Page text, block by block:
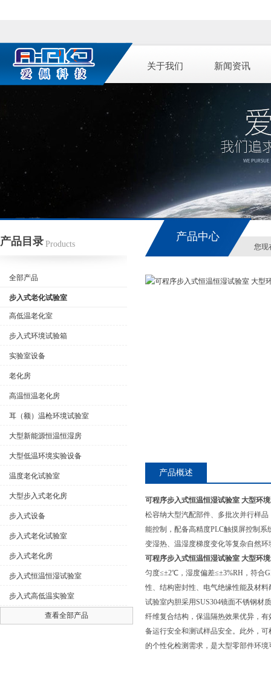
关于我们 新闻资讯
产品目录 Products
全部产品
步入式老化试验室
高低温老化室
步入式环境试验箱
实验室设备
老化房
高温恒温老化房
耳（额）温枪环境试验室
大型新能源恒温恒湿房
大型低温环境实验设备
温度老化试验室
大型步入式老化房
步入式设备
步入式老化试验室
步入式老化房
步入式恒温恒湿试验室
步入式高低温实验室
查看全部产品
产品中心
您现
产品概述
可程序步入式恒温恒湿试验室 大型环境
松容纳大型汽配部件、多批次并行样
能控制，配备高精度PLC触摸屏控制
变湿热、温湿度梯度变化等复杂自然
可程序步入式恒温恒湿试验室 大型环境
匀度≤±2℃，湿度偏差≤±3%RH，符合
性、结构密封性、电气绝缘性能及材料
试验室内胆采用SUS304镜面不锈钢材
纤维复合结构，保温隔热效果优异，
备运行安全和测试样品安全。此外，
的个性化检测需求，是大型零部件环